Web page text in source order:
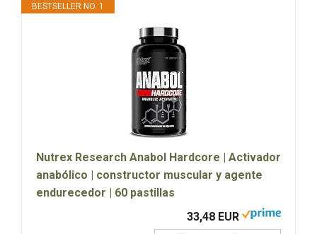
BESTSELLER NO. 1
Nutrex Research Anabol Hardcore | Activador
anabólico | constructor muscular y agente
endurecedor | 60 pastillas
33,48 EUR